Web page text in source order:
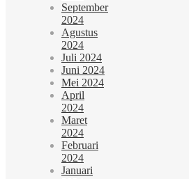
September
2024
Agustus
2024
Juli 2024
Juni 2024
Mei 2024
April
2024
Maret
2024
Februari
2024
Januari